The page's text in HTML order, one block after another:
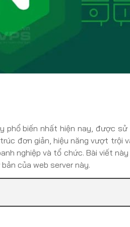
biến nhất hiện nay, được sử
đơn giản, hiệu năng vượt trội
nghiệp và tổ chức. Bài viết
của web server này.